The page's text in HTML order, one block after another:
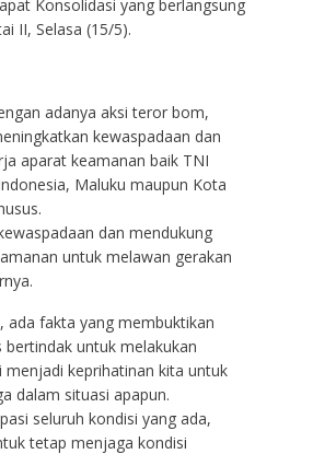
Konsolidasi yang berlangsung
II, Selasa (15/5).
adanya aksi teror bom,
kewaspadaan dan
aparat keamanan baik TNI
Maluku maupun Kota
dan mendukung
untuk melawan gerakan
ada fakta yang membuktikan
untuk melakukan
menjadi keprihatinan kita untuk
dalam situasi apapun.
seluruh kondisi yang ada,
tetap menjaga kondisi